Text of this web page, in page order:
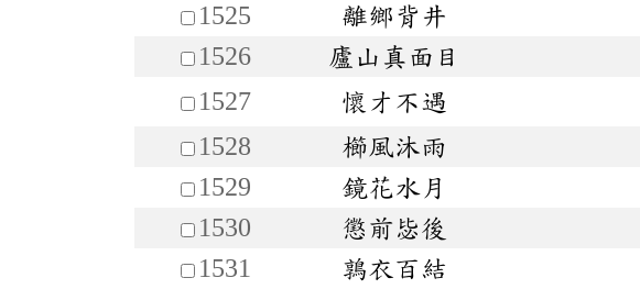
1525
離鄉背井
1526
廬山真面目
1527
懷才不遇
1528
櫛風沐雨
1529
鏡花水月
1530
懲前毖後
1531
鶉衣百結